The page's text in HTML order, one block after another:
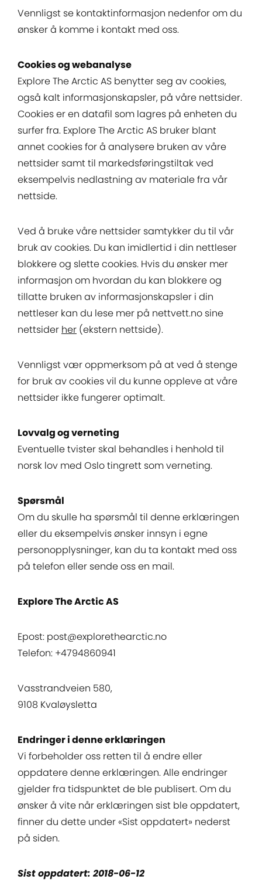
Vennligst se kontaktinformasjon nedenfor om du
ønsker å komme i kontakt med oss.
Cookies og webanalyse
Explore The Arctic AS benytter seg av cookies,
også kalt informasjonskapsler, på våre nettsider.
Cookies er en datafil som lagres på enheten du
surfer fra. Explore The Arctic AS bruker blant
annet cookies for å analysere bruken av våre
nettsider samt til markedsføringstiltak ved
eksempelvis nedlastning av materiale fra vår
nettside.
Ved å bruke våre nettsider samtykker du til vår
bruk av cookies. Du kan imidlertid i din nettleser
blokkere og slette cookies. Hvis du ønsker mer
informasjon om hvordan du kan blokkere og
tillatte bruken av informasjonskapsler i din
nettleser kan du lese mer på nettvett.no sine
nettsider her (ekstern nettside).
Vennligst vær oppmerksom på at ved å stenge
for bruk av cookies vil du kunne oppleve at våre
nettsider ikke fungerer optimalt.
Lovvalg og verneting
Eventuelle tvister skal behandles i henhold til
norsk lov med Oslo tingrett som verneting.
Spørsmål
Om du skulle ha spørsmål til denne erklæringen
eller du eksempelvis ønsker innsyn i egne
personopplysninger, kan du ta kontakt med oss
på telefon eller sende oss en mail.
Explore The Arctic AS
Epost: post@explorethearctic.no
Telefon: +4794860941
Vasstrandveien 580,
9108 Kvaløysletta
Endringer i denne erklæringen
Vi forbeholder oss retten til å endre eller
oppdatere denne erklæringen. Alle endringer
gjelder fra tidspunktet de ble publisert. Om du
ønsker å vite når erklæringen sist ble oppdatert,
finner du dette under «Sist oppdatert» nederst
på siden.
Sist oppdatert: 2018-06-12